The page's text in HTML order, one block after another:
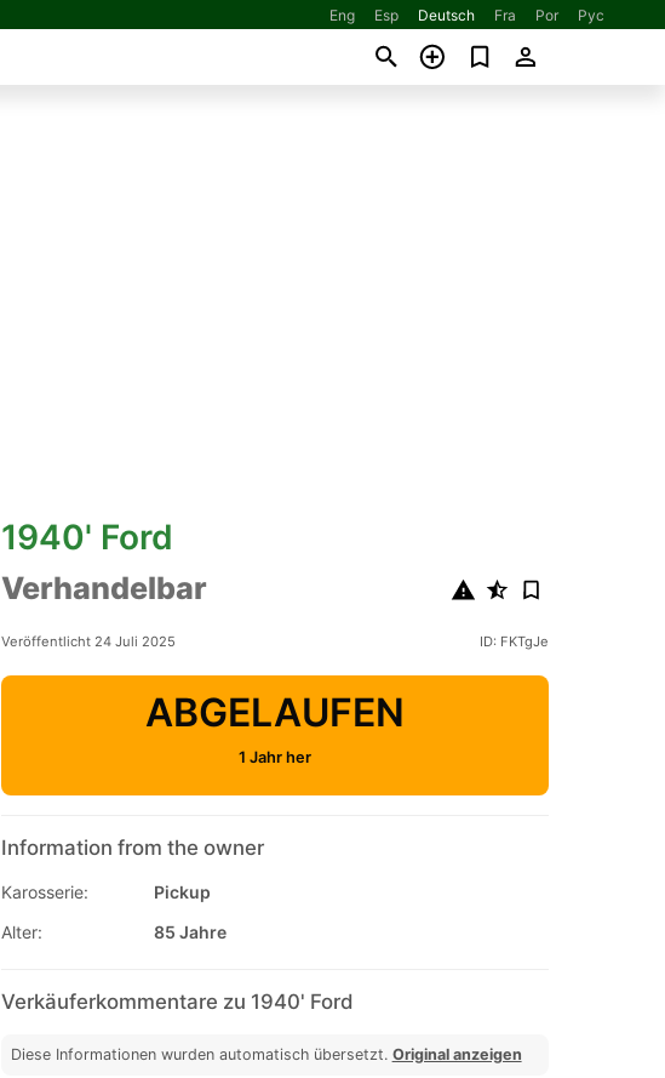
Eng Esp Deutsch Fra Por Рус
1940' Ford
Verhandelbar
Veröffentlicht 24 Juli 2025 ID: FKTgJe
ABGELAUFEN
1 Jahr her
Information from the owner
Karosserie:
Pickup
Alter:
85 Jahre
Verkäuferkommentare zu 1940' Ford
Diese Informationen wurden automatisch übersetzt. Original anzeigen